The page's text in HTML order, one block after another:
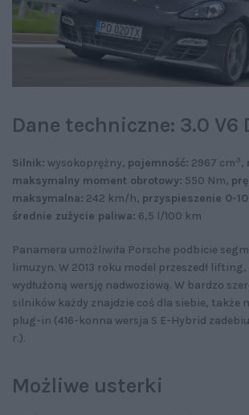
Dane techniczne: 3.0 V6
Silnik: wysokoprężny, pojemność: 2967 cm3,
maksymalny moment obrotowy: 550 Nm,
maksymalna: 242 km/h, przyspieszenie 0-
średnie zużycie paliwa: 6,5 l/100 km
Panamera umożliwiła Porsche podbicie
limuzyn. W 2013 roku model przeszedł
wydłużoną wersję nadwoziową. W bardzo
silników każdy znajdzie coś dla siebie, także
plug-in (416-konna wersja S E-Hybrid
r.).
Możliwe usterki